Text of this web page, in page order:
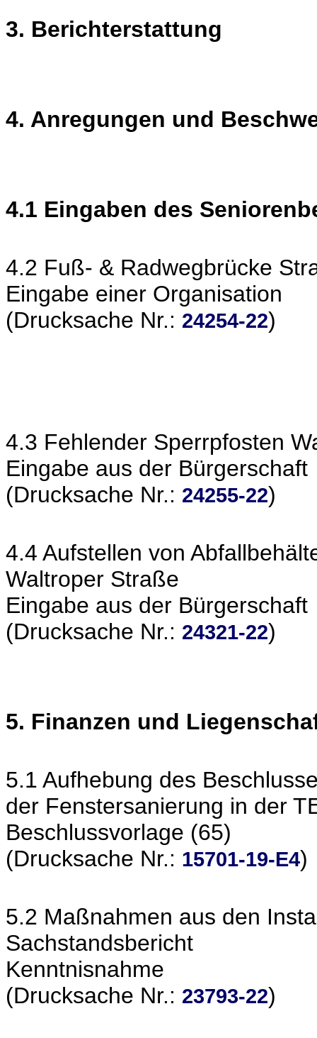
3. Berichterstattung
4. Anregungen und
4.1 Eingaben des
4.2 Fuß- & Radwegbrücke
Eingabe einer Organisation
(Drucksache Nr.: 24254-22)
4.3 Fehlender Sperrpfosten
Eingabe aus der Bürgerschaft
(Drucksache Nr.: 24255-22)
4.4 Aufstellen von
Waltroper Straße
Eingabe aus der Bürgerschaft
(Drucksache Nr.: 24321-22)
5. Finanzen und
5.1 Aufhebung des
der Fenstersanierung in der
Beschlussvorlage (65)
(Drucksache Nr.: 15701-19-E4)
5.2 Maßnahmen aus den
Sachstandsbericht
Kenntnisnahme
(Drucksache Nr.: 23793-22)